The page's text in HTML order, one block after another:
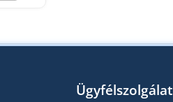
Ügyfélszolgálat